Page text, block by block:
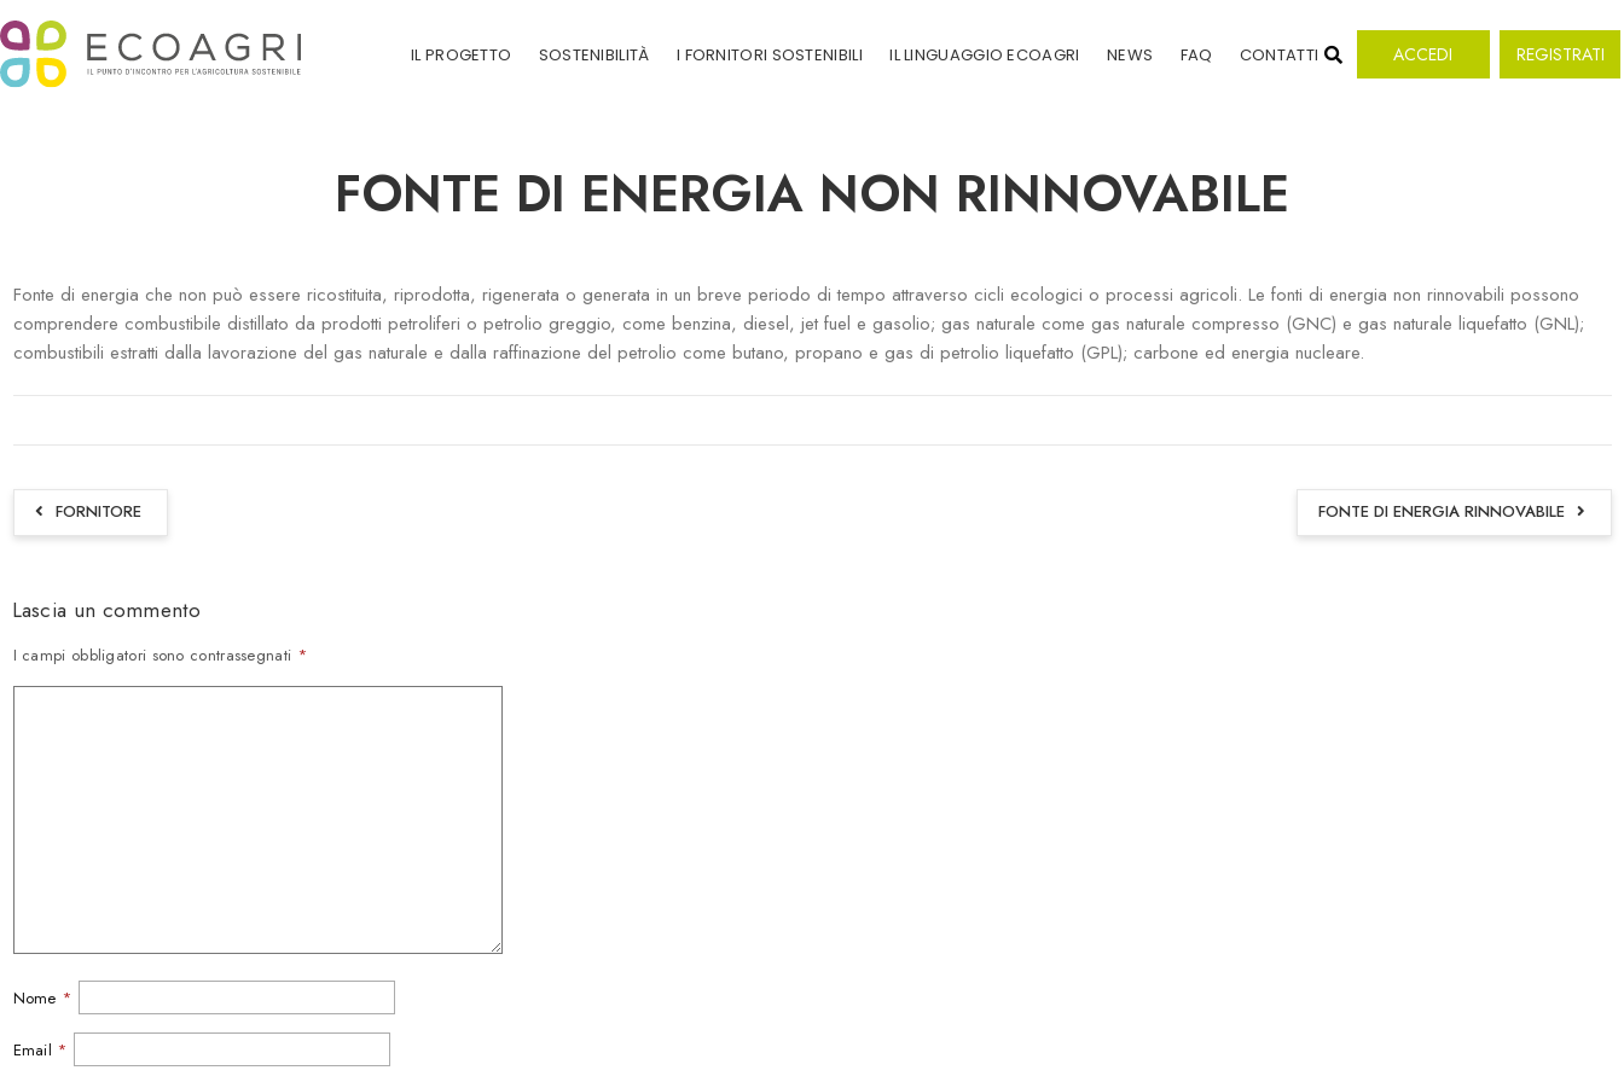
IL PROGETTO SOSTENIBILITÀ I FORNITORI SOSTENIBILI IL LINGUAGGIO ECOAGRI NEWS FAQ CONTATTI ACCEDI REGISTRATI
FONTE DI ENERGIA NON RINNOVABILE
Fonte di energia che non può essere ricostituita, riprodotta, rigenerata o generata in un breve periodo di tempo attraverso cicli ecologici o processi agricoli. Le fonti di energia non rinnovabili possono
comprendere combustibile distillato da prodotti petroliferi o petrolio greggio, come benzina, diesel, jet fuel e gasolio; gas naturale come gas naturale compresso (GNC) e gas naturale liquefatto (GNL);
combustibili estratti dalla lavorazione del gas naturale e dalla raffinazione del petrolio come butano, propano e gas di petrolio liquefatto (GPL); carbone ed energia nucleare.
FORNITORE FONTE DI ENERGIA RINNOVABILE
Lascia un commento
I campi obbligatori sono contrassegnati *
Nome *
Email *